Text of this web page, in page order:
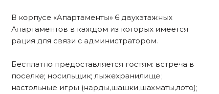
В корпусе «Апартаменты» 6 двухэтажных
Апартаментов в каждом из которых имеется
рация для связи с администратором.
Бесплатно предоставляется гостям: встреча в
поселке; носильщик; лыжехранилище;
настольные игры (нарды,шашки,шахматы,лото);